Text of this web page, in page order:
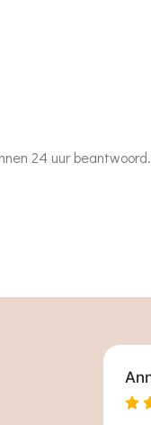
24 uur beantwoord.